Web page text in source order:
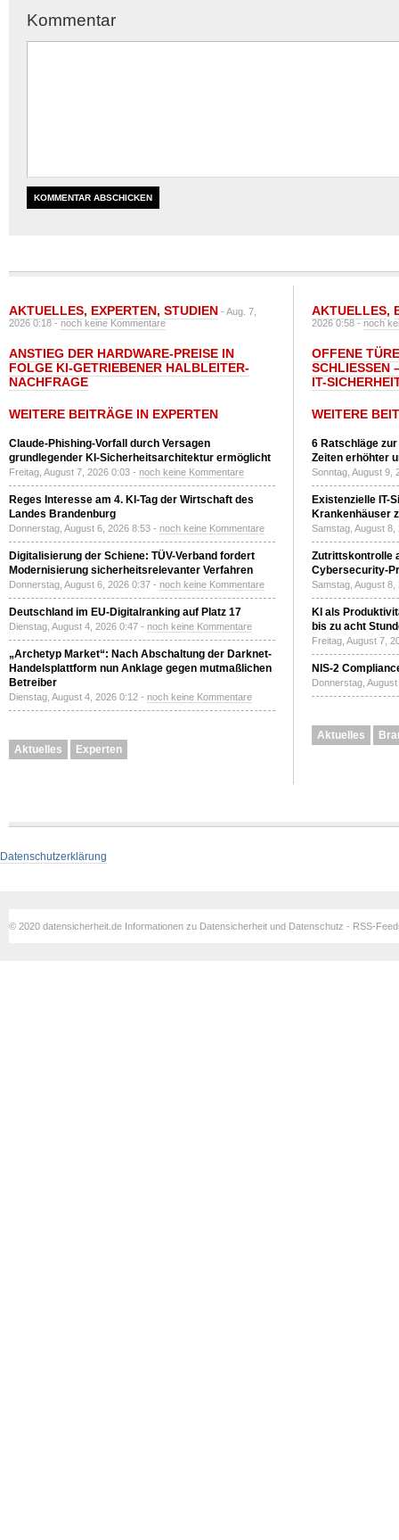
Kommentar
AKTUELLES, EXPERTEN, STUDIEN - Aug. 7,
2026 0:18 -noch keine Kommentare
ANSTIEG DER HARDWARE-PREISE IN
FOLGE KI-GETRIEBENER HALBLEITER-
NACHFRAGE
WEITERE BEITRÄGE IN EXPERTEN
Claude-Phishing-Vorfall durch Versagen
grundlegender KI-Sicherheitsarchitektur ermöglicht
Freitag, August 7, 2026 0:03 - noch keine Kommentare
Reges Interesse am 4. KI-Tag der Wirtschaft des
Landes Brandenburg
Donnerstag, August 6, 2026 8:53 - noch keine Kommentare
Digitalisierung der Schiene: TÜV-Verband fordert
Modernisierung sicherheitsrelevanter Verfahren
Donnerstag, August 6, 2026 0:37 - noch keine Kommentare
Deutschland im EU-Digitalranking auf Platz 17
Dienstag, August 4, 2026 0:47 - noch keine Kommentare
„Archetyp Market“: Nach Abschaltung der Darknet-
Handelsplattform nun Anklage gegen mutmaßlichen
Betreiber
Dienstag, August 4, 2026 0:12 - noch keine Kommentare
Aktuelles Experten
AKTUELLES,
2026 0:58 -noch
OFFENE
SCHLIESSEN
T-
WEITERE
6 Ratschläge
Zeiten erhöhter
Sonntag, August 9,
Existenzielle IT-
Krankenhäuser
Samstag, August
Zutrittskontrolle
Cybersecurity-
Samstag, August
KI als
bis zu acht
Freitag, August 7,
NIS-2
Donnerstag,
Aktuelles
Datenschutzerklärung
© 2020 datensicherheit.de Informationen zu Datensicherheit und Datenschutz - RSS-